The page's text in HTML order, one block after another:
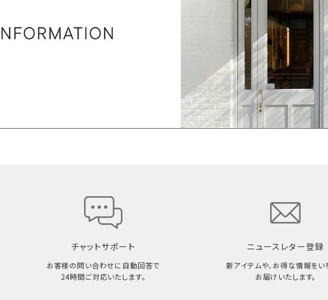
チャットサポート
お客様の問い合わせに自動回答で
24時間ご対応いたします。
ニュースレター登録
新アイテムや、お得な情報をい
お届けいたします。